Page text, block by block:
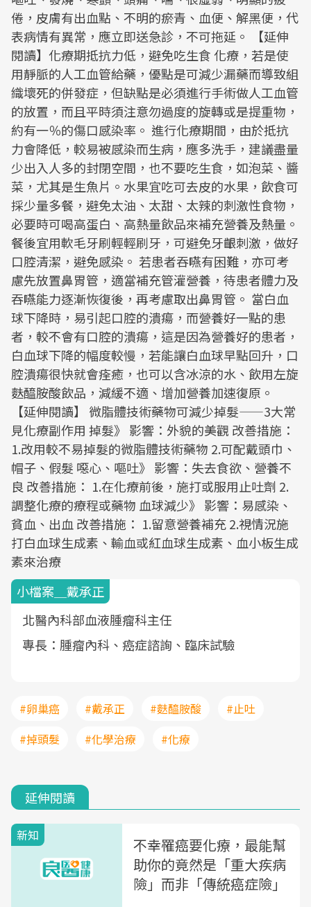
倦，皮膚有出血點、不明的瘀青、血便、解黑便，代
表病情有異常，應立即送急診，不可拖延。 【延伸
閱讀】化療期抵抗力低，避免吃生食 化療，若是使
用靜脈的人工血管給藥，優點是可減少漏藥而導致組
織壞死的併發症，但缺點是必須進行手術做人工血管
的放置，而且平時須注意勿過度的旋轉或是提重物，
約有一％的傷口感染率。 進行化療期間，由於抵抗
力會降低，較易被感染而生病，應多洗手，建議盡量
少出入人多的封閉空間，也不要吃生食，如泡菜、醬
菜，尤其是生魚片。水果宜吃可去皮的水果，飲食可
採少量多餐，避免太油、太甜、太辣的刺激性食物，
必要時可喝高蛋白、高熱量飲品來補充營養及熱量。
餐後宜用軟毛牙刷輕輕刷牙，可避免牙齦刺激，做好
口腔清潔，避免感染。 若患者吞嚥有困難，亦可考
慮先放置鼻胃管，適當補充管灌營養，待患者體力及
吞嚥能力逐漸恢復後，再考慮取出鼻胃管。 當白血
球下降時，易引起口腔的潰瘍，而營養好一點的患
者，較不會有口腔的潰瘍，這是因為營養好的患者，
白血球下降的幅度較慢，若能讓白血球早點回升，口
腔潰瘍很快就會痊癒，也可以含冰涼的水、飲用左旋
麩醯胺酸飲品，減緩不適、增加營養加速復原。
【延伸閱讀】 微脂體技術藥物可減少掉髮——3大常
見化療副作用 掉髮》 影響：外貌的美觀 改善措施：
1.改用較不易掉髮的微脂體技術藥物 2.可配戴頭巾、
帽子、假髮 噁心、嘔吐》 影響：失去食欲、營養不
良 改善措施： 1.在化療前後，施打或服用止吐劑 2.
調整化療的療程或藥物 血球減少》 影響：易感染、
貧血、出血 改善措施： 1.留意營養補充 2.視情況施
打白血球生成素、輸血或紅血球生成素、血小板生成
素來治療
小檔案＿戴承正
北醫內科部血液腫瘤科主任
專長：腫瘤內科、癌症諮詢、臨床試驗
#卵巢癌 #戴承正 #麩醯胺酸
#止吐
#掉頭髮
#化學治療 #化療
延伸閱讀
新知
不幸罹癌要化療，最能幫
助你的竟然是「重大疾病
險」而非「傳統癌症險」